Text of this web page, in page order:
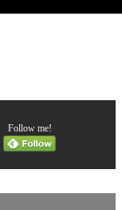
Follow me!